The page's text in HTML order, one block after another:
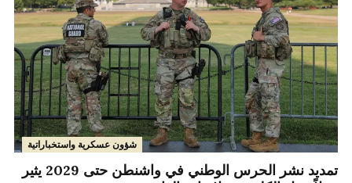
شؤون عسكرية واستخباراتية
تمديد نشر الحرس الوطني في واشنطن حتى 2029 يثير